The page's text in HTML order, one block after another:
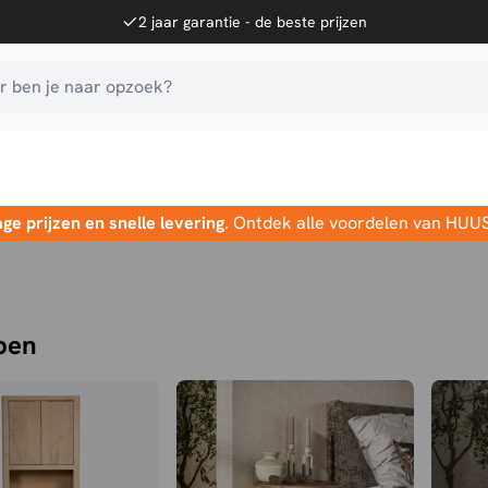
2 jaar garantie - de beste prijzen
ben je naar opzoek?
prijzen en snelle levering. Ontdek alle voordelen van